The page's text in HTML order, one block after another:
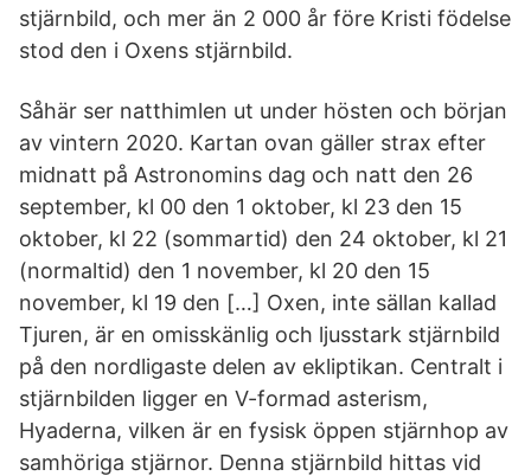
stjärnbild, och mer än 2 000 år före Kristi födelse
stod den i Oxens stjärnbild.
Såhär ser natthimlen ut under hösten och början
av vintern 2020. Kartan ovan gäller strax efter
midnatt på Astronomins dag och natt den 26
september, kl 00 den 1 oktober, kl 23 den 15
oktober, kl 22 (sommartid) den 24 oktober, kl 21
(normaltid) den 1 november, kl 20 den 15
november, kl 19 den […] Oxen, inte sällan kallad
Tjuren, är en omisskänlig och ljusstark stjärnbild
på den nordligaste delen av ekliptikan. Centralt i
stjärnbilden ligger en V-formad asterism,
Hyaderna, vilken är en fysisk öppen stjärnhop av
samhöriga stjärnor. Denna stjärnbild hittas vid